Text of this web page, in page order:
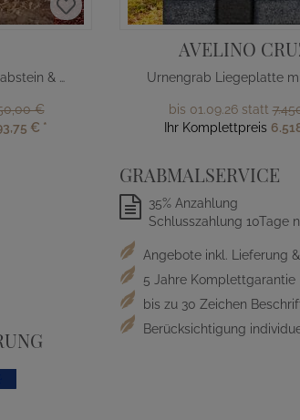
Urnengrabanlage mit Grabstein & Einfassung
€
€ *
AVELINO
bis 01.09.26 statt
Ihr Komplettpreis
GRABMALSERVICE
35% Anzahlung
Schlusszahlung 10Tage
Angebote inkl. Lieferung
5 Jahre Komplettgarantie
bis zu 30 Zeichen
Berücksichtigung